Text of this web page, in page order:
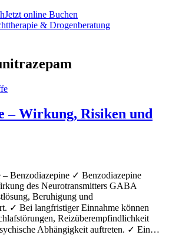
Jetzt online Buchen
– Wirkung, Risiken und
Benzodiazepine ✓ Benzodiazepine
des Neurotransmitters GABA
Beruhigung und
✓ Bei langfristiger Einnahme können
Reizüberempfindlichkeit
Abhängigkeit auftreten. ✓ Ein…